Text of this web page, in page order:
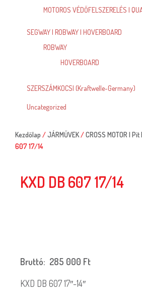
MOTOROS VÉDŐFELSZERELÉS |
SEGWAY | ROBWAY | HOVERBOARD
ROBWAY
HOVERBOARD
SZERSZÁMKOCSI (Kraftwelle-Germany)
Uncategorized
Kezdőlap /JÁRMŰVEK /CROSS MOTOR |
607 17/14
KXD DB 607 17/14
Bruttó: 285 000 Ft
KXD DB 607 17″-14″